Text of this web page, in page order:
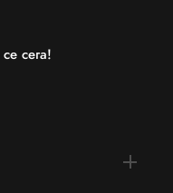
сега!